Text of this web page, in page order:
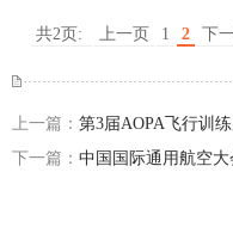
共2页: 上一页 1 2 下
上一篇： 第3届AOPA飞行训
下一篇： 中国国际通用航空